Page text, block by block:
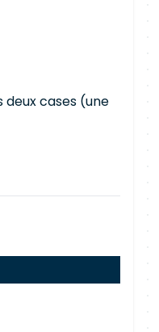
cases (une